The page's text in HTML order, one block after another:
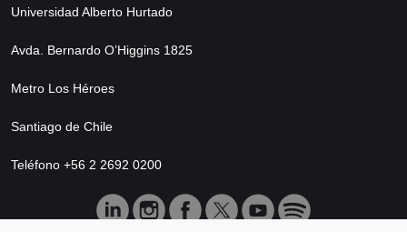
Universidad Alberto Hurtado
Avda. Bernardo O’Higgins 1825
Metro Los Héroes
Santiago de Chile
Teléfono +56 2 2692 0200